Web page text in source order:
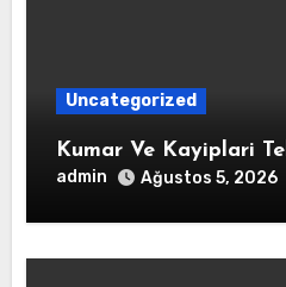
Uncategorized
Kumar Ve Kayiplari
admin Ağustos 5, 2026